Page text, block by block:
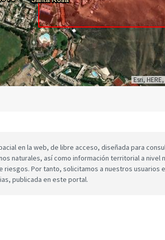
Esri,
en la web, de libre acceso, diseñada para
naturales, así como información territorial a nivel
Por tanto, solicitamos a nuestros usuarios
publicada en este portal.